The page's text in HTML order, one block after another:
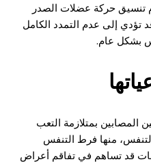
تنسيق حركة عضلات الصدر
تؤدي إلى عدم التمدد الكامل
بشكل عام.
بمتلازمة التعب
منها فرط التنفس
قد تساهم في تفاقم أعراض